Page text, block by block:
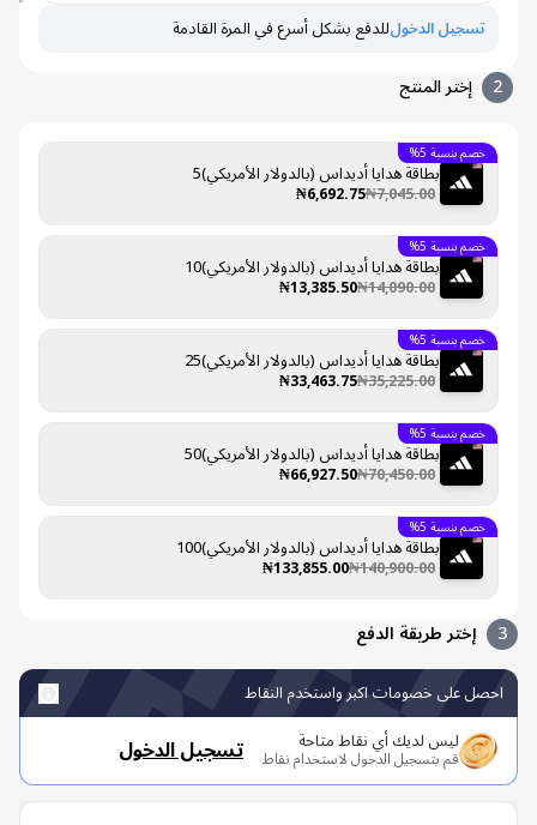
تسجيل الدخولللدفع بشكل أسرع في المرة القادمة
إختر المنتج
بطاقة هدايا أديداس (بالدولار الأمريكي)5
₦7,045.00
₦6,692.75
خصم بنسبة 5%
بطاقة هدايا أديداس (بالدولار الأمريكي)10
₦14,090.00
₦13,385.50
خصم بنسبة 5%
بطاقة هدايا أديداس (بالدولار الأمريكي)25
₦35,225.00
₦33,463.75
خصم بنسبة 5%
بطاقة هدايا أديداس (بالدولار الأمريكي)50
₦70,450.00
₦66,927.50
خصم بنسبة 5%
بطاقة هدايا أديداس (بالدولار الأمريكي)100
₦140,900.00
₦133,855.00
خصم بنسبة 5%
إختر طريقة الدفع
على خصومات اكبر واستخدم النقاط
ليس لديك أي نقاط متاحة
قم بتسجيل الدخول لاستخدام نقاط تسجيل الدخول